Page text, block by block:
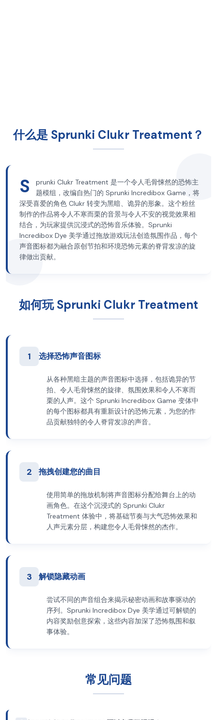
什么是 Sprunki Clukr Treatment？
S
prunki Clukr Treatment 是一个令人毛骨悚然的恐怖主
题模组，改编自热门的 Sprunki Incredibox Game，将
深受喜爱的角色 Clukr 转变为黑暗、诡异的形象。这个粉丝
制作的作品将令人不寒而栗的音景与令人不安的视觉效果相
结合，为玩家提供沉浸式的恐怖音乐体验。Sprunki
Incredibox Dye 美学通过拖放游戏玩法创造氛围作品，每个
声音图标都为融合原创节拍和环境恐怖元素的脊背发凉的旋
律做出贡献。
如何玩 Sprunki Clukr Treatment
1 选择恐怖声音图标
从各种黑暗主题的声音图标中选择，包括诡异的节
拍、令人毛骨悚然的旋律、氛围效果和令人不寒而
栗的人声。这个 Sprunki Incredibox Game 变体中
的每个图标都具有重新设计的恐怖元素，为您的作
品贡献独特的令人脊背发凉的声音。
2 拖拽创建您的曲目
使用简单的拖放机制将声音图标分配给舞台上的动
画角色。在这个沉浸式的 Sprunki Clukr
Treatment 体验中，将基础节奏与大气恐怖效果和
人声元素分层，构建您令人毛骨悚然的杰作。
3 解锁隐藏动画
尝试不同的声音组合来揭示秘密动画和故事驱动的
序列。Sprunki Incredibox Dye 美学通过可解锁的
内容奖励创意探索，这些内容加深了恐怖氛围和叙
事体验。
常见问题